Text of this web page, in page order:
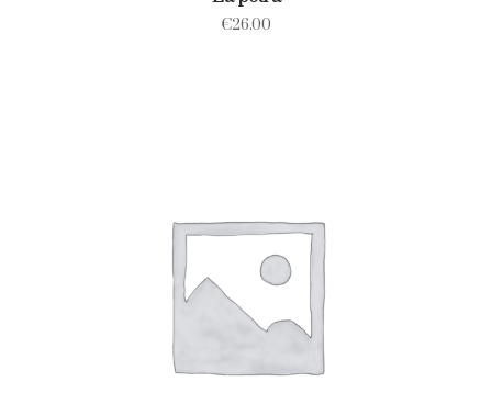
€26.00